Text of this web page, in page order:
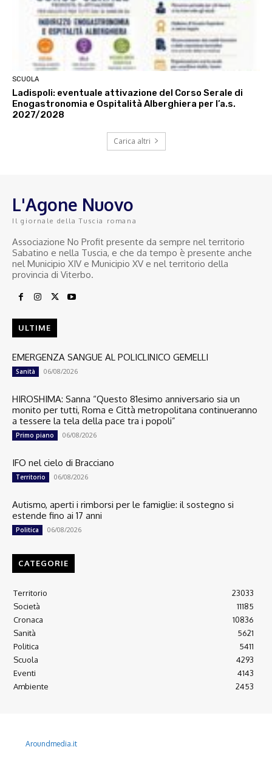
SCUOLA
Ladispoli: eventuale attivazione del Corso Serale di
Enogastronomia e Ospitalità Alberghiera per l’a.s.
2027/2028
Carica altri
L'Agone Nuovo
Il giornale della Tuscia romana
Associazione No Profit presente da sempre nel territorio
Sabatino e nella Tuscia, e che da tempo è presente anche
nel Municipio XIV e Municipio XV e nel territorio della
provincia di Viterbo.
ULTIME
EMERGENZA SANGUE AL POLICLINICO GEMELLI
Sanità 06/08/2026
HIROSHIMA: Sanna “Questo 81esimo anniversario sia un
monito per tutti, Roma e Città metropolitana continueranno
a tessere la tela della pace tra i popoli”
Primo piano 06/08/2026
IFO nel cielo di Bracciano
Territorio 06/08/2026
Autismo, aperti i rimborsi per le famiglie: il sostegno si
estende fino ai 17 anni
Politica 06/08/2026
CATEGORIE
Territorio
23033
Società
11185
Cronaca
10836
Sanità
5621
Politica
5411
Scuola
4293
Eventi
4143
Ambiente
2453
Aroundmedia.it